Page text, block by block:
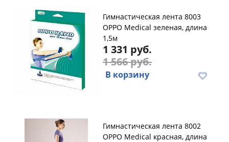
Гимнастическая лента 8003
OPPO Medical зеленая, длина
1,5м
1 331 руб.
1 566 руб.
В корзину
Гимнастическая лента 8002
OPPO Medical красная, длина